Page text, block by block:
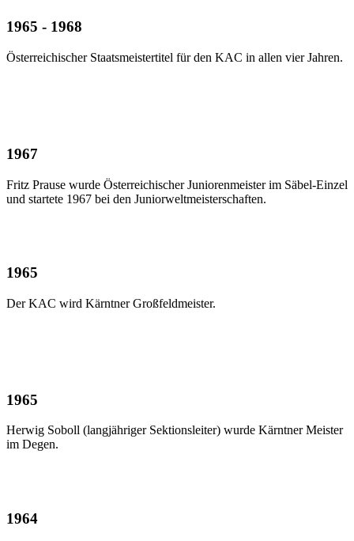
1965 - 1968
Österreichischer Staatsmeistertitel für den KAC in allen vier Jahren.
1967
Fritz Prause wurde Österreichischer Juniorenmeister im Säbel-Einzel
und startete 1967 bei den Juniorweltmeisterschaften.
1965
Der KAC wird Kärntner Großfeldmeister.
1965
Herwig Soboll (langjähriger Sektionsleiter) wurde Kärntner Meister
im Degen.
1964